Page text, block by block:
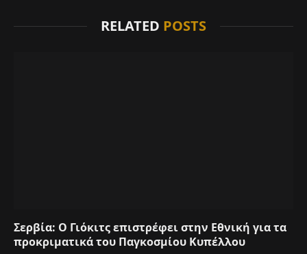
RELATED POSTS
Σερβία: Ο Γιόκιτς επιστρέφει στην Εθνική για τα
προκριματικά του Παγκοσμίου Κυπέλλου